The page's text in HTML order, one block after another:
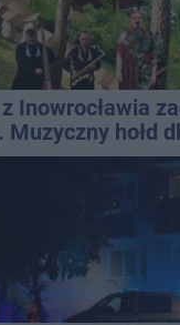
Inowrocławia
Muzyczny hołd